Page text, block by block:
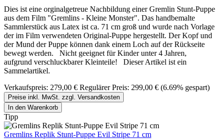
Dies ist eine orginalgetreue Nachbildung einer Gremlin Stunt-Puppe
aus dem Film "Gremlins - Kleine Monster". Das handbemalte
Sammlerstück aus Latex ist ca. 71 cm groß und wurde nach Vorlage
der im Film verwendeten Original-Puppe hergestellt. Der Kopf und
der Mund der Puppe können dank einem Loch auf der Rückseite
bewegt werden. Nicht geeignet für Kinder unter 4 Jahren,
aufgrund verschluckbarer Kleinteile! Dieser Artikel ist ein
Sammelartikel.
Verkaufspreis: 279,00 € Regulärer Preis: 299,00 € (6.69% gespart)
Preise inkl. MwSt. zzgl. Versandkosten
In den Warenkorb
Tipp
Gremlins Replik Stunt-Puppe Evil Stripe 71 cm